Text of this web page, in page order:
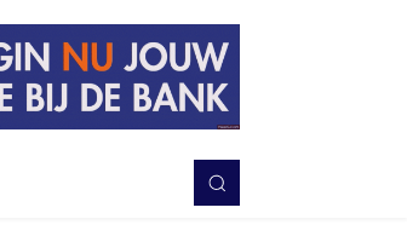
TNI-POLRI